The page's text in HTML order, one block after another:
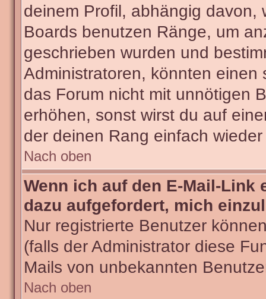
deinem Profil, abhängig
Boards benutzen Ränge, um
geschrieben wurden und
Administratoren, könnten
das Forum nicht mit unnötigen
erhöhen, sonst wirst du auf
der deinen Rang einfach
Nach oben
Wenn ich auf den E-Mail-
dazu aufgefordert, mich
Nur registrierte Benutzer
(falls der Administrator diese
Mails von unbekannten
Nach oben